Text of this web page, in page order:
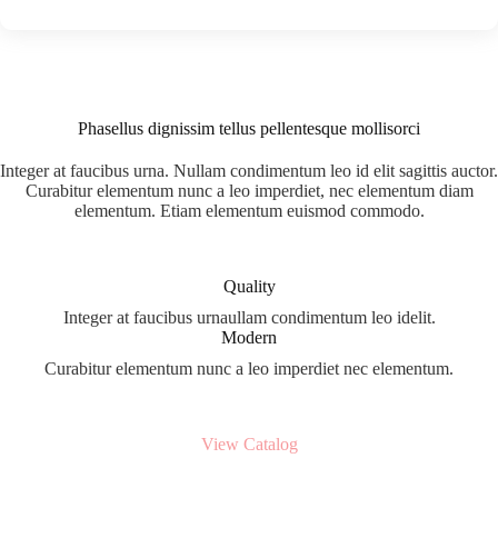
Phasellus dignissim tellus pellentesque mollisorci
Integer at faucibus urna. Nullam condimentum leo id elit sagittis auctor.
Curabitur elementum nunc a leo imperdiet, nec elementum diam
elementum. Etiam elementum euismod commodo.
Quality
Integer at faucibus urnaullam condimentum leo idelit.
Modern
Curabitur elementum nunc a leo imperdiet nec elementum.
View Catalog